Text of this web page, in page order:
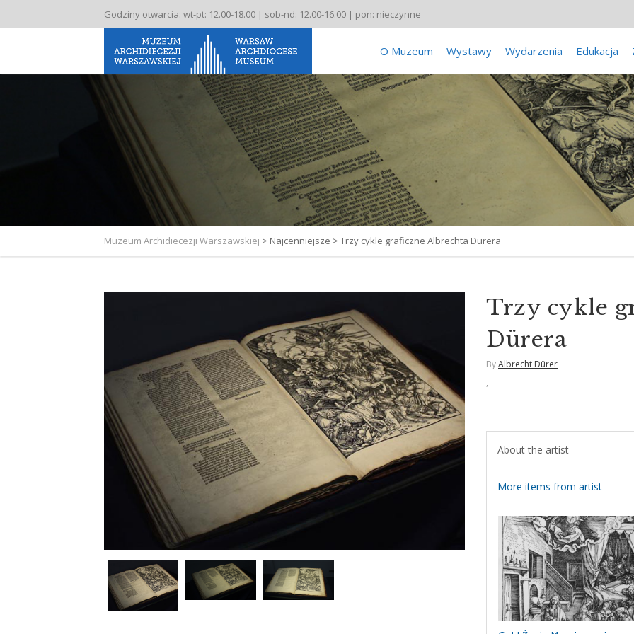
Godziny otwarcia: wt-pt: 12.00-18.00 | sob-nd: 12.00-16.00 | pon: nieczynne
O Muzeum Wystawy Wydarzenia Edukacja
Muzeum Archidiecezji Warszawskiej > Najcenniejsze > Trzy cykle graficzne Albrechta Dürera
Trzy cykle
Dürera
ByAlbrecht Dürer
,
About the artist
More items from artist